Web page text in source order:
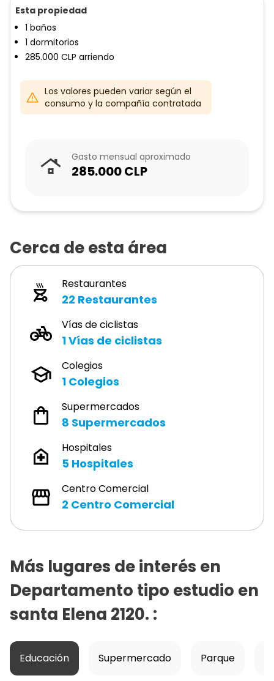
Esta propiedad
1 baños
1 dormitorios
285.000 CLP arriendo
Los valores pueden variar según el
consumo y la compañía contratada
Gasto mensual aproximado
285.000CLP
Cerca de esta área
Restaurantes
22 Restaurantes
Vías de ciclistas
1Vías de ciclistas
Colegios
1 Colegios
Supermercados
8 Supermercados
Hospitales
5 Hospitales
Centro Comercial
2 Centro Comercial
Más lugares de interés en
Departamento tipo estudio en
santa Elena 2120. :
Educación Supermercado Parque